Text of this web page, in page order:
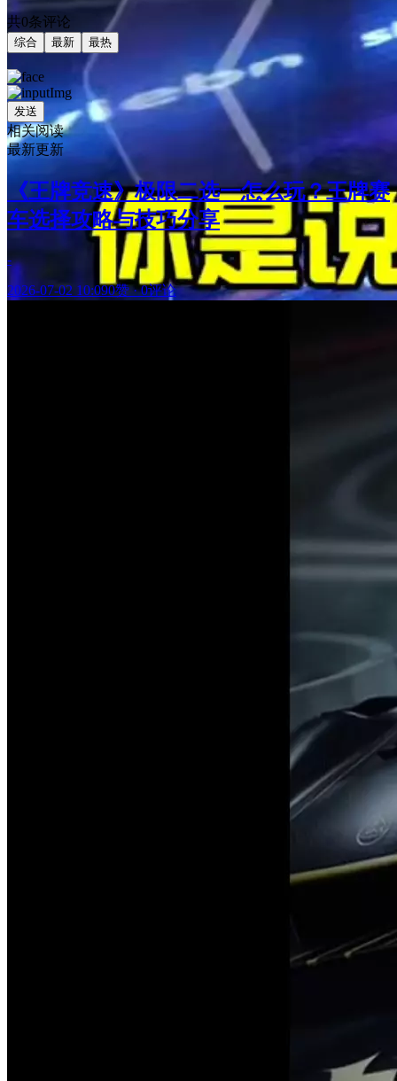
共0条评论
综合 最新 最热
发送
相关阅读
最新更新
《王牌竞速》极限二选一怎么玩？王牌赛
车选择攻略与技巧分享
-
2026-07-02 10:090赞·0评论